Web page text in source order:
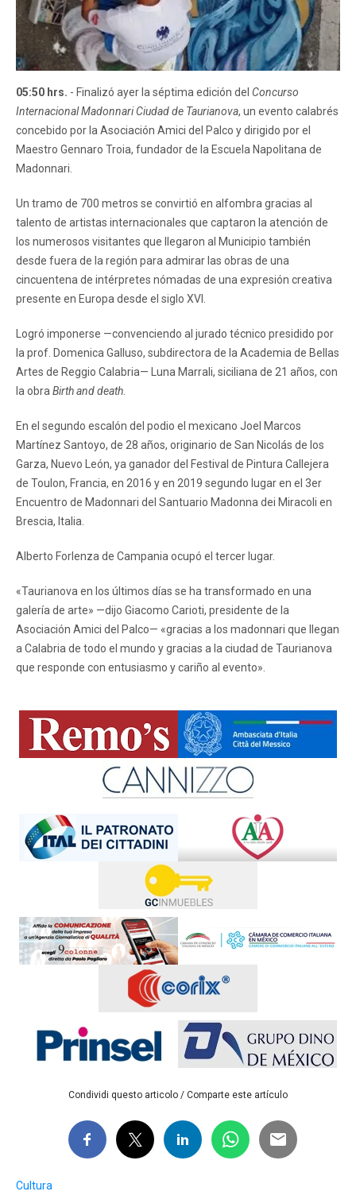
05:50 hrs. - Finalizó ayer la séptima edición del Concurso
Internacional Madonnari Ciudad de Taurianova, un evento calabrés
concebido por la Asociación Amici del Palco y dirigido por el
Maestro Gennaro Troia, fundador de la Escuela Napolitana de
Madonnari.
Un tramo de 700 metros se convirtió en alfombra gracias al
talento de artistas internacionales que captaron la atención de
los numerosos visitantes que llegaron al Municipio también
desde fuera de la región para admirar las obras de una
cincuentena de intérpretes nómadas de una expresión creativa
presente en Europa desde el siglo XVI.
Logró imponerse —convenciendo al jurado técnico presidido por
la prof. Domenica Galluso, subdirectora de la Academia de Bellas
Artes de Reggio Calabria— Luna Marrali, siciliana de 21 años, con
la obra Birth and death
En el segundo escalón del podio el mexicano Joel Marcos
Martínez Santoyo, de 28 años, originario de San Nicolás de los
Garza, Nuevo León, ya ganador del Festival de Pintura Callejera
de Toulon, Francia, en 2016 y en 2019 segundo lugar en el 3er
Encuentro de Madonnari del Santuario Madonna dei Miracoli en
Brescia, Italia.
Alberto Forlenza de Campania ocupó el tercer lugar.
«Taurianova en los últimos días se ha transformado en una
galería de arte» —dijo Giacomo Carioti, presidente de la
Asociación Amici del Palco— «gracias a los madonnari que llegan
a Calabria de todo el mundo y gracias a la ciudad de Taurianova
que responde con entusiasmo y cariño al evento».
Condividi questo articolo / Comparte este artículo
Cultura